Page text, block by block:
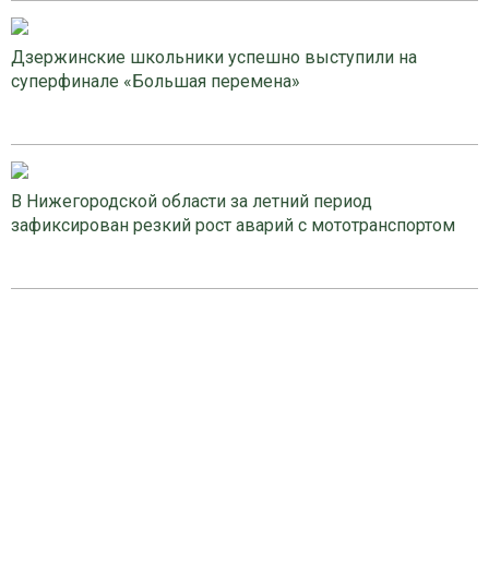
Дзержинские школьники успешно выступили на
суперфинале «Большая перемена»
В Нижегородской области за летний период
зафиксирован резкий рост аварий с мототранспортом